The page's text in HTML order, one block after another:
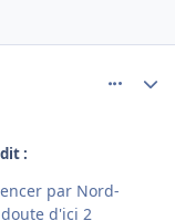
:
par Nord-
d'ici 2